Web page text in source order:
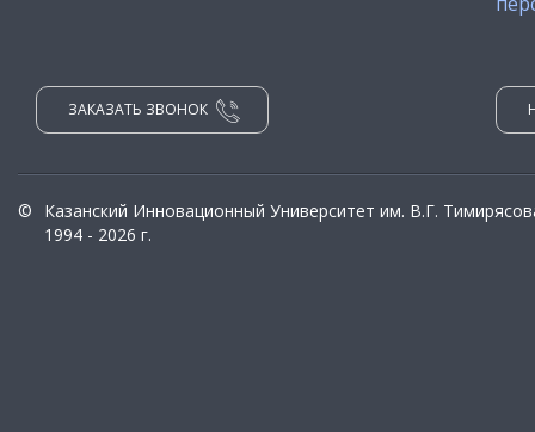
ЗАКАЗАТЬ ЗВОНОК
©
Казанский Инновационный Университет им. В.Г.
1994 - 2026 г.